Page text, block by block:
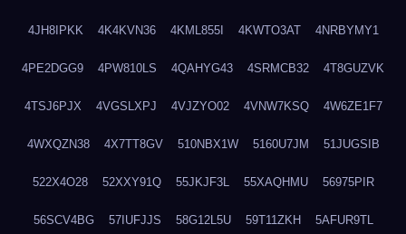
4JH8IPKK 4K4KVN36 4KML855I 4KWTO3AT 4NRBYMY1
4PE2DGG9 4PW810LS 4QAHYG43 4SRMCB32 4T8GUZVK
4TSJ6PJX 4VGSLXPJ 4VJZYO02 4VNW7KSQ 4W6ZE1F7
4WXQZN38 4X7TT8GV 510NBX1W 5160U7JM 51JUGSIB
522X4O28 52XXY91Q 55JKJF3L 55XAQHMU 56975PIR
56SCV4BG 57IUFJJS 58G12L5U 59T11ZKH 5AFUR9TL